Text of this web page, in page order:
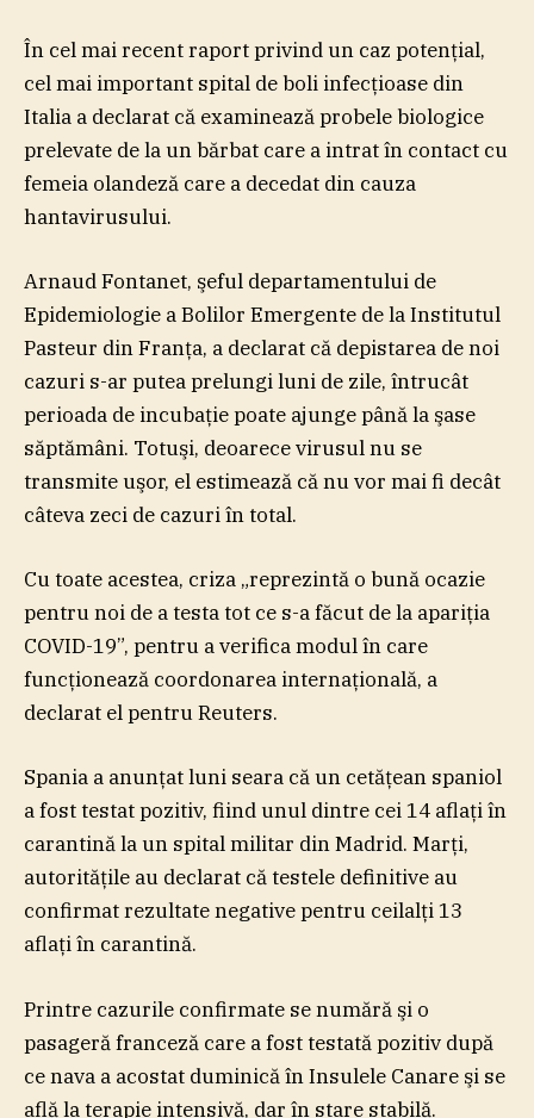
În cel mai recent raport privind un caz potenţial,
cel mai important spital de boli infecţioase din
Italia a declarat că examinează probele biologice
prelevate de la un bărbat care a intrat în contact cu
femeia olandeză care a decedat din cauza
hantavirusului.
Arnaud Fontanet, şeful departamentului de
Epidemiologie a Bolilor Emergente de la Institutul
Pasteur din Franţa, a declarat că depistarea de noi
cazuri s-ar putea prelungi luni de zile, întrucât
perioada de incubaţie poate ajunge până la şase
săptămâni. Totuşi, deoarece virusul nu se
transmite uşor, el estimează că nu vor mai fi decât
câteva zeci de cazuri în total.
Cu toate acestea, criza „reprezintă o bună ocazie
pentru noi de a testa tot ce s-a făcut de la apariţia
COVID-19”, pentru a verifica modul în care
funcţionează coordonarea internaţională, a
declarat el pentru Reuters.
Spania a anunţat luni seara că un cetăţean spaniol
a fost testat pozitiv, fiind unul dintre cei 14 aflaţi în
carantină la un spital militar din Madrid. Marţi,
autorităţile au declarat că testele definitive au
confirmat rezultate negative pentru ceilalţi 13
aflaţi în carantină.
Printre cazurile confirmate se numără şi o
pasageră franceză care a fost testată pozitiv după
ce nava a acostat duminică în Insulele Canare şi se
află la terapie intensivă, dar în stare stabilă.